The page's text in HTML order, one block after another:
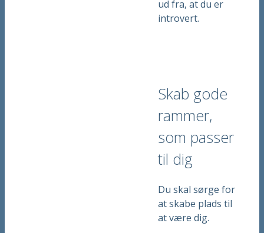
ud fra, at du er
introvert.
Skab gode
rammer,
som passer
til dig
Du skal sørge for
at skabe plads til
at være dig.